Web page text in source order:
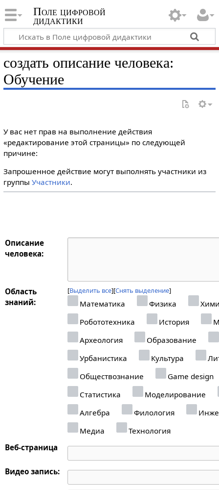
Поле цифровой
дидактики
создать описание человека:
Обучение
У вас нет прав на выполнение действия
«редактирование этой страницы» по следующей
причине:
Запрошенное действие могут выполнять участники из
группы Участники.
Описание
человека:
Область
знаний:
Выделить все Снять выделение
Математика Физика
Робототехника
История
Археология
Образование
Урбанистика
Культура
Обществознание
Game design
Статистика
Моделирование
Алгебра
Филология
Медиа
Технология
Веб-страница
Видео запись: